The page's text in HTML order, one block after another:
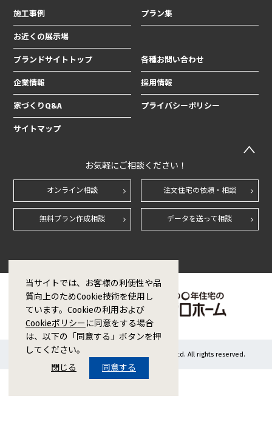
施工事例 プラン集
お近くの展示場
ブランドサイトトップ 各種お問い合わせ
企業情報 採用情報
家づくりQ&A プライバシーポリシー
サイトマップ
お気軽にご相談ください！
オンライン相談 注文住宅の依頼・相談
無料プラン作成相談 データを送って相談
Copyright © 1998-2026 ZERO CORPORATION Co.,Ltd. All rights reserved.
当サイトでは、お客様の利便性や品
質向上のためCookie技術を使用し
ています。Cookieの利用および
Cookieポリシーに同意をする場合
は、以下の「同意する」ボタンを押
してください。
閉じる
同意する